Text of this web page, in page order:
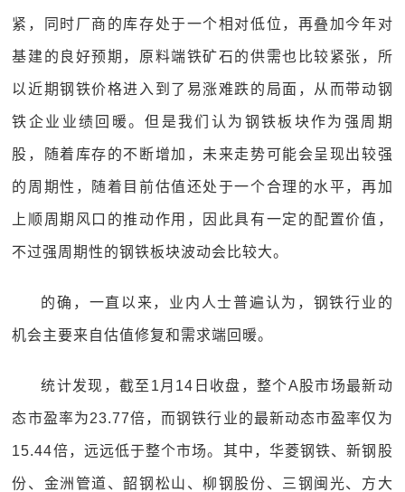
紧，同时厂商的库存处于一个相对低位，再叠加今年对
基建的良好预期，原料端铁矿石的供需也比较紧张，所
以近期钢铁价格进入到了易涨难跌的局面，从而带动钢
铁企业业绩回暖。但是我们认为钢铁板块作为强周期
股，随着库存的不断增加，未来走势可能会呈现出较强
的周期性，随着目前估值还处于一个合理的水平，再加
上顺周期风口的推动作用，因此具有一定的配置价值，
不过强周期性的钢铁板块波动会比较大。
的确，一直以来，业内人士普遍认为，钢铁行业的
机会主要来自估值修复和需求端回暖。
统计发现，截至1月14日收盘，整个A股市场最新动
态市盈率为23.77倍，而钢铁行业的最新动态市盈率仅为
15.44倍，远远低于整个市场。其中，华菱钢铁、新钢股
份、金洲管道、韶钢松山、柳钢股份、三钢闽光、方大